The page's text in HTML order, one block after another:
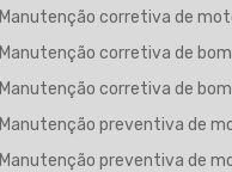
Manutenção corretiva de
Manutenção corretiva de
Manutenção corretiva de
Manutenção preventiva de
Manutenção preventiva de